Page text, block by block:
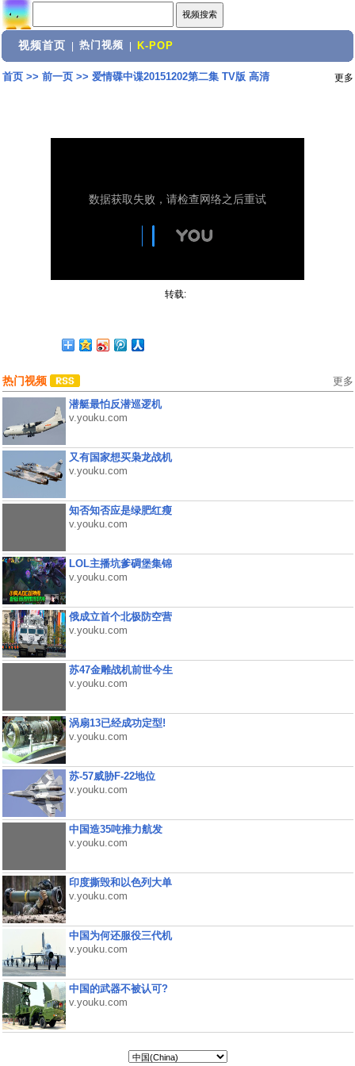
视频首页 热门视频 K-POP
首页>> 前一页>> 爱情碟中谍20151202第二集 TV版 高清 更多
转载:
热门视频 更多
潜艇最怕反潜巡逻机
v.youku.com
又有国家想买枭龙战机
v.youku.com
知否知否应是绿肥红瘦
v.youku.com
LOL主播坑爹碉堡集锦
v.youku.com
俄成立首个北极防空营
v.youku.com
苏47金雕战机前世今生
v.youku.com
涡扇13已经成功定型!
v.youku.com
苏-57威胁F-22地位
v.youku.com
中国造35吨推力航发
v.youku.com
印度撕毁和以色列大单
v.youku.com
中国为何还服役三代机
v.youku.com
中国的武器不被认可?
v.youku.com